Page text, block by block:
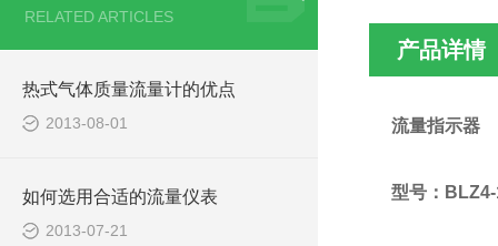
RELATED ARTICLES
热式气体质量流量计的优点
2013-08-01
如何选用合适的流量仪表
2013-07-21
产品详情
流量指示器
型号：